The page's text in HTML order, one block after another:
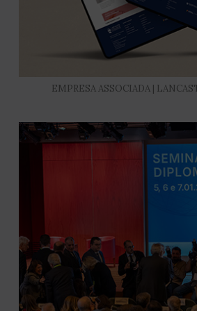
EMPRESA ASSOCIADA |